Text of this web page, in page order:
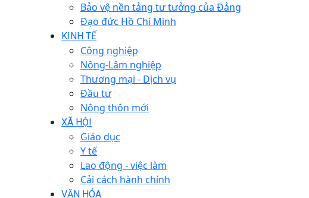
Bảo vệ nền tảng tư tưởng của Đảng
Đạo đức Hồ Chí Minh
KINH TẾ
Công nghiệp
Nông-Lâm nghiệp
Thương mại - Dịch vụ
Đầu tư
Nông thôn mới
XÃ HỘI
Giáo dục
Y tế
Lao động - việc làm
Cải cách hành chính
VĂN HÓA